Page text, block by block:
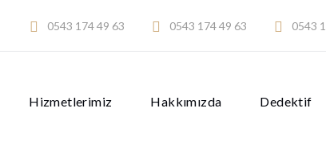
0543 174 49 63 0543 174 49 63 0543
Hizmetlerimiz Hakkımızda Dedektif